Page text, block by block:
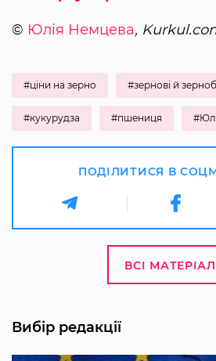
© Юлія Немцева,
#ціни на зерно #зернові й
#кукурудза #пшениця
ПОДІЛИТИСЯ В
ВСІ
Вибір редакції